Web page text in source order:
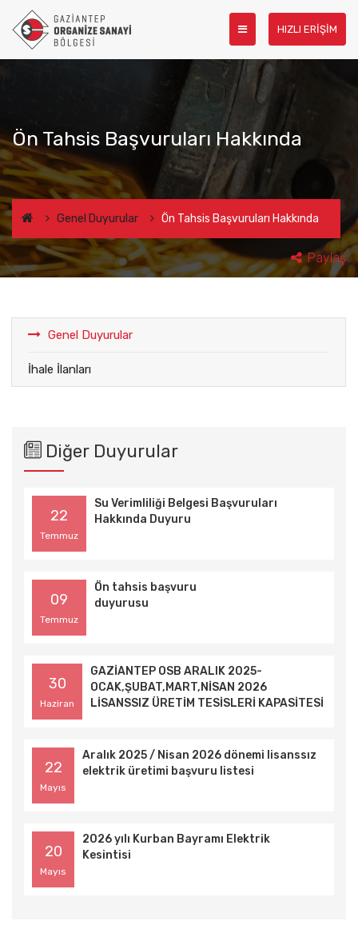
HIZLI ERİŞİM
Ön Tahsis Başvuruları Hakkında
Genel Duyurular Ön Tahsis Başvuruları Hakkında
Paylaş
Genel Duyurular
İhale İlanları
Diğer Duyurular
22
Temmuz
Su Verimliliği Belgesi Başvuruları
Hakkında Duyuru
09
Temmuz
Ön tahsis başvuru
duyurusu
30
Haziran
GAZİANTEP OSB ARALIK 2025-
OCAK,ŞUBAT,MART,NİSAN 2026
LİSANSSIZ ÜRETİM TESİSLERİ KAPASİTESİ
22
Mayıs
Aralık 2025 / Nisan 2026 dönemi lisanssız
elektrik üretimi başvuru listesi
20
Mayıs
2026 yılı Kurban Bayramı Elektrik
Kesintisi